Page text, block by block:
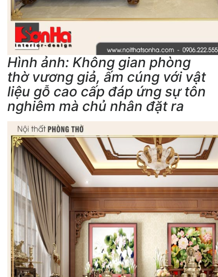
Hình ảnh: Không gian phòng
thờ vương giả, ấm cúng với vật
liệu gỗ cao cấp đáp ứng sự tôn
nghiêm mà chủ nhân đặt ra